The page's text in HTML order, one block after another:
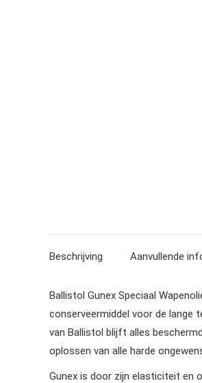
Beschrijving Aanvullende
Ballistol Gunex Speciaal
conserveermiddel voor de lange
van Ballistol blijft alles
oplossen van alle harde
Gunex is door zijn elasticiteit en